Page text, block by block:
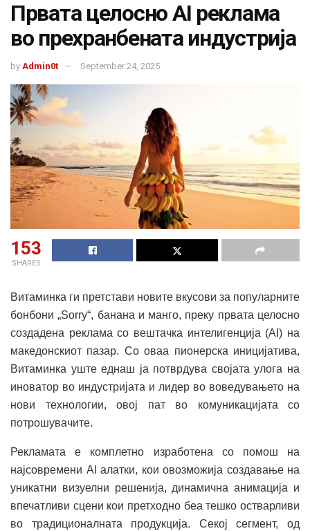
Првата целосно AI реклама
во прехранбената индустрија
by Admin0t September 24, 2025
153
SHARES
Витаминка ги претстави новите вкусови за популарните
бонбони „Sorry“, банана и манго, преку првата целосно
создадена реклама со вештачка интелигенција (AI) на
македонскиот пазар. Со оваа пионерска иницијатива,
Витаминка уште еднаш ја потврдува својата улога на
иноватор во индустријата и лидер во воведувањето на
нови технологии, овој пат во комуникацијата со
потрошувачите.
Рекламата е комплетно изработена со помош на
најсовремени AI алатки, кои овозможија создавање на
уникатни визуелни решенија, динамична анимација и
впечатливи сцени кои претходно беа тешко остварливи
во традиционалната продукција. Секој сегмент, од